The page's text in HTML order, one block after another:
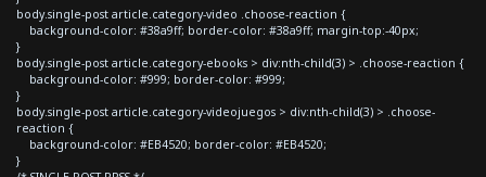
body.single-post article.category-video .choose-reaction {
background-color: #38a9ff; border-color: #38a9ff; margin-top:-40px;
}
body.single-post article.category-ebooks > div:nth-child(3) > .choose-reaction {
background-color: #999; border-color: #999;
}
body.single-post article.category-videojuegos > div:nth-child(3) > .choose-
reaction {
background-color: #EB4520; border-color: #EB4520;
}